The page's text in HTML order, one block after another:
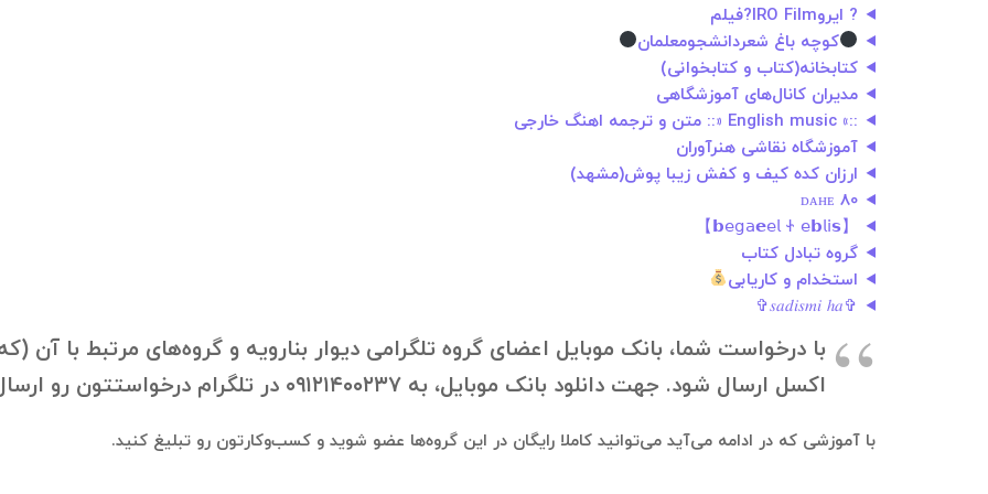
? ایروIRO Film?فیلم
کوچه باغ شعردانشجومعلمان
کتابخانه(کتاب و کتابخوانی)
مدیران کانال‌های آموزشگاهی
::» English music «:: متن و ترجمه اهنگ خارجی
آموزشگاه نقاشی هنرآوران
ارزان کده کیف‌ و کفش زیبا پوش(مشهد)
ᴅᴀʜᴇ 80
【𝗯𝖾𝗀𝖺𝗲𝖾𝗅 Ꮠ 𝖾𝗯𝗅𝗂𝘀】
گروه تبادل كتاب
استخدام و کاریابی
✞︎𝑠𝑎𝑑𝑖𝑠𝑚𝑖 ℎ𝑎✞︎
با درخواست شما، بانک موبایل اعضای گروه تلگرامی دیوار بنارویه و گروه‌های مرتبط با آن
اکسل ارسال شود. جهت دانلود بانک موبایل، به ۰۹۱۲۱۴۰۰۲۳۷ در تلگرام درخواستتون رو ارسال فرمایید.
با آموزشی که در ادامه می‌آید می‌توانید کاملا رایگان در این گروه‌ها عضو شوید و کسب‌وکارتون رو تبلیغ کنید.